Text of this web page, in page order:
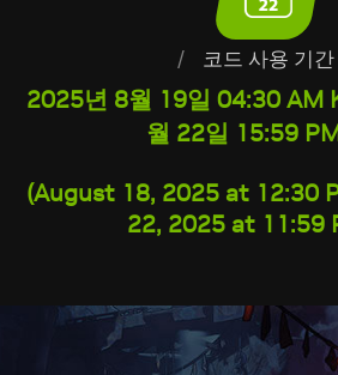
/ 코드 사용 기간
2025년 8월 19일 04:30 AM
월 22일 15:59
(August 18, 2025 at 12:30
22, 2025 at 11:59